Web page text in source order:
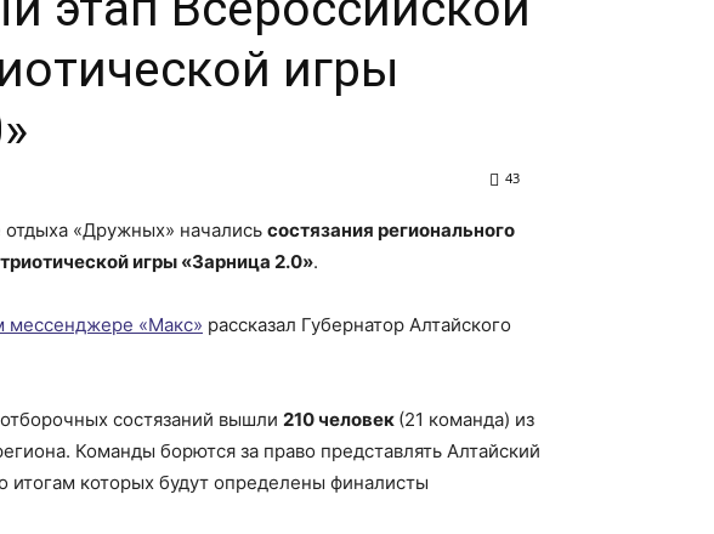
игры
43
отдыха «Дружных» начались состязания регионального
игры «Зарница 2.0».
мессенджере «Макс» рассказал Губернатор Алтайского
состязаний вышли 210 человек (21 команда) из
Команды борются за право представлять Алтайский
итогам которых будут определены финалисты